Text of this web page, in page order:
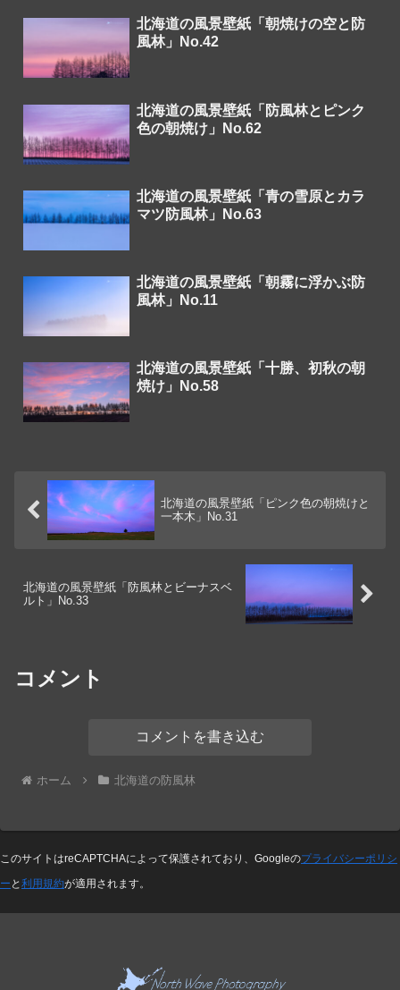
北海道の風景壁紙「朝焼けの空と防
風林」No.42
北海道の風景壁紙「防風林とピンク
色の朝焼け」No.62
北海道の風景壁紙「青の雪原とカラ
マツ防風林」No.63
北海道の風景壁紙「朝霧に浮かぶ防
風林」No.11
北海道の風景壁紙「十勝、初秋の朝
焼け」No.58
北海道の風景壁紙「ピンク色の朝焼けと
一本木」No.31
北海道の風景壁紙「防風林とビーナスベ
ルト」No.33
コメント
コメントを書き込む
ホーム 北海道の防風林
このサイトはreCAPTCHAによって保護されており、Googleのプライバシーポリシ
ー と 利用規約が適用されます。